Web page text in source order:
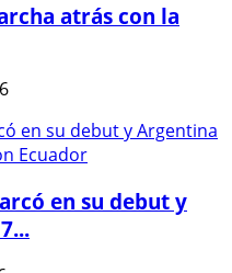
atrás con la
en su debut y